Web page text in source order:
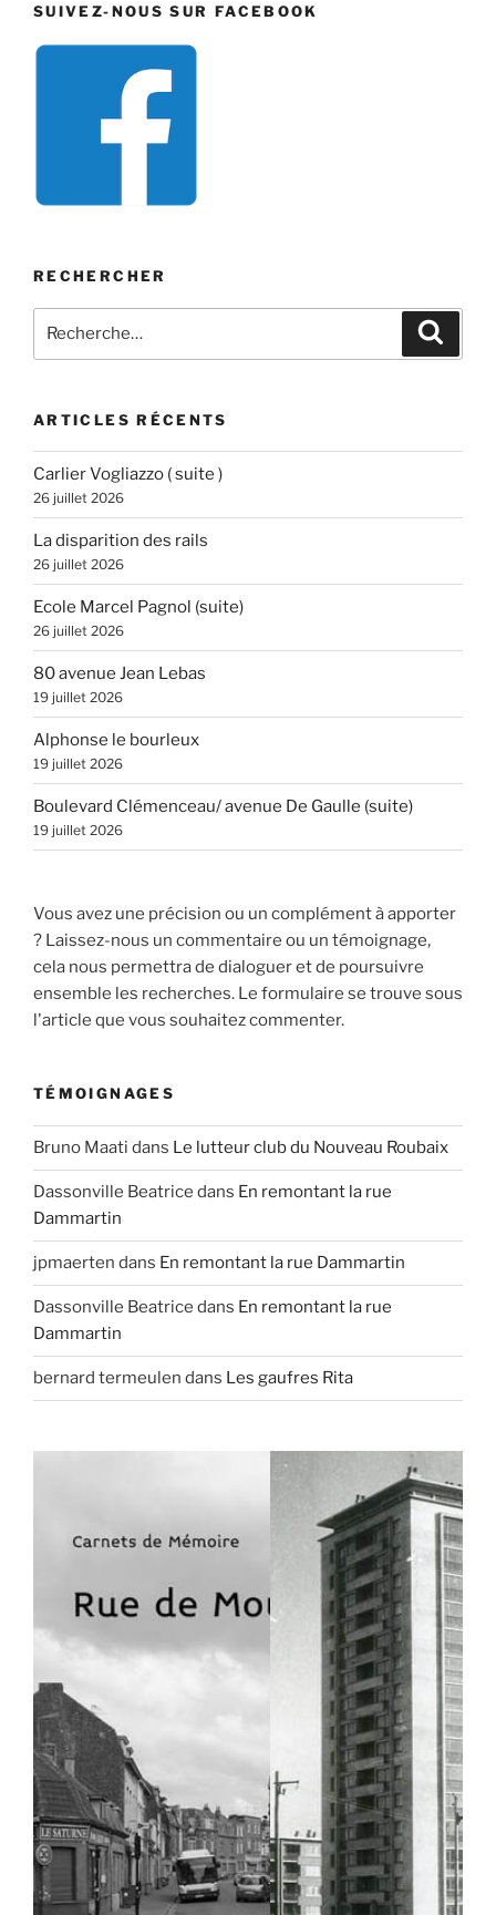
SUIVEZ-NOUS SUR FACEBOOK
RECHERCHER
pour
ARTICLES RÉCENTS
Carlier Vogliazzo ( suite )
26 juillet 2026
La disparition des rails
26 juillet 2026
Ecole Marcel Pagnol (suite)
26 juillet 2026
80 avenue Jean Lebas
19 juillet 2026
Alphonse le bourleux
19 juillet 2026
Boulevard Clémenceau/ avenue De Gaulle (suite)
19 juillet 2026
Vous avez une précision ou un complément à apporter
? Laissez-nous un commentaire ou un témoignage,
cela nous permettra de dialoguer et de poursuivre
ensemble les recherches. Le formulaire se trouve sous
l'article que vous souhaitez commenter.
TÉMOIGNAGES
Bruno Maati dans Le lutteur club du Nouveau Roubaix
Dassonville Beatrice dans En remontant la rue
Dammartin
jpmaerten dans En remontant la rue Dammartin
Dassonville Beatrice dans En remontant la rue
Dammartin
bernard termeulen dans Les gaufres Rita